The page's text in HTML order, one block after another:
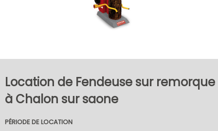
Location de Fendeuse sur remorque
à Chalon sur saone
PÉRIODE DE LOCATION